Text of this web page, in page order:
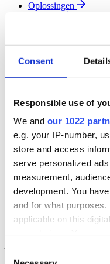
Consent
Responsible use of
We and our 1022
e.g. your IP-number,
store and access
serve personalized
measurement,
development. You
and for what
applicable on this
the Privacy trigger icon.
Consent
Oplossingen
Region
Klantenportaal
Contact
Back to Menu Branches
Groothandel
Automotive
Verhuur
Field Service
Back to Branches
Vergroot je ordercapaciteit